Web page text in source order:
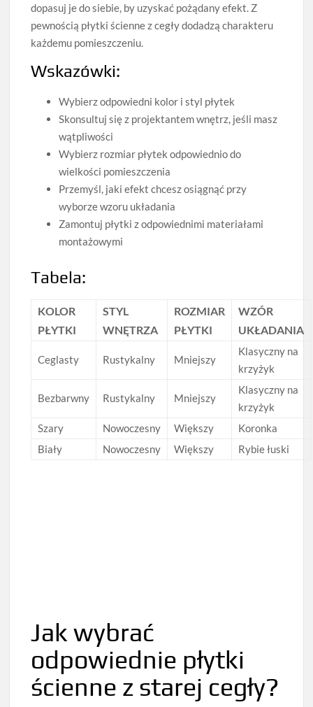
dopasuj je do siebie, by uzyskać pożądany efekt. Z
pewnością płytki ścienne z cegły dodadzą charakteru
każdemu pomieszczeniu.
Wskazówki:
Wybierz odpowiedni kolor i styl płytek
Skonsultuj się z projektantem wnętrz, jeśli masz
wątpliwości
Wybierz rozmiar płytek odpowiednio do
wielkości pomieszczenia
Przemyśl, jaki efekt chcesz osiągnąć przy
wyborze wzoru układania
Zamontuj płytki z odpowiednimi materiałami
montażowymi
Tabela:
KOLOR
PŁYTKI
STYL
WNĘTRZA
ROZMIAR
PŁYTKI
WZÓR
UKŁADANIA
Ceglasty Rustykalny Mniejszy
Klasyczny na
krzyżyk
Bezbarwny Rustykalny Mniejszy
Klasyczny na
krzyżyk
Szary
Nowoczesny Większy
Koronka
Biały
Nowoczesny Większy Rybie łuski
Jak wybrać
odpowiednie płytki
ścienne z starej cegły?